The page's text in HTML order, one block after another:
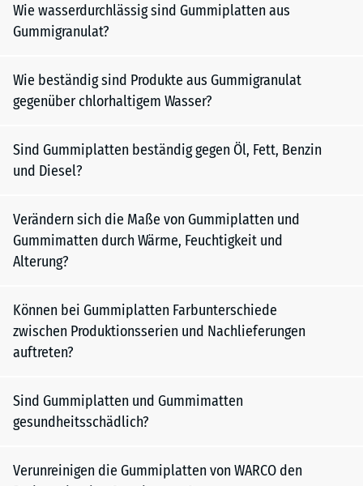
Wie wasserdurchlässig sind Gummiplatten aus
Gummigranulat?
Wie beständig sind Produkte aus Gummigranulat
gegenüber chlorhaltigem Wasser?
Sind Gummiplatten beständig gegen Öl, Fett, Benzin
und Diesel?
Verändern sich die Maße von Gummiplatten und
Gummimatten durch Wärme, Feuchtigkeit und
Alterung?
Können bei Gummiplatten Farbunterschiede
zwischen Produktionsserien und Nachlieferungen
auftreten?
Sind Gummiplatten und Gummimatten
gesundheitsschädlich?
Verunreinigen die Gummiplatten von WARCO den